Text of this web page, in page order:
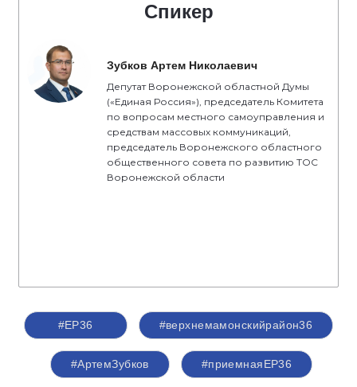
Спикер
Зубков Артем Николаевич
Депутат Воронежской областной Думы
(«Единая Россия»), председатель Комитета
по вопросам местного самоуправления и
средствам массовых коммуникаций,
председатель Воронежского областного
общественного совета по развитию ТОС
Воронежской области
#ЕР36 #верхнемамонскийрайон36
#АртемЗубков #приемнаяЕР36